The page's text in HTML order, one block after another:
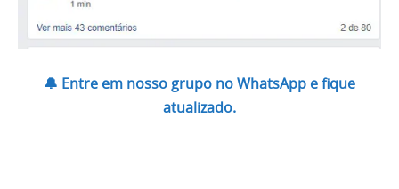
🔔 Entre em nosso grupo no WhatsApp e fique
atualizado.